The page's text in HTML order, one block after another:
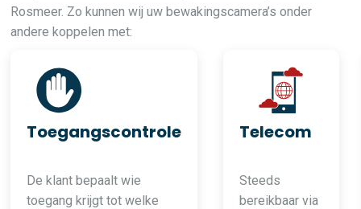
Rosmeer. Zo kunnen wij uw bewakingscamera’s onder
andere koppelen met:
Toegangscontrole
De klant bepaalt wie
toegang krijgt tot welke
Telecom
Steeds
bereikbaar via